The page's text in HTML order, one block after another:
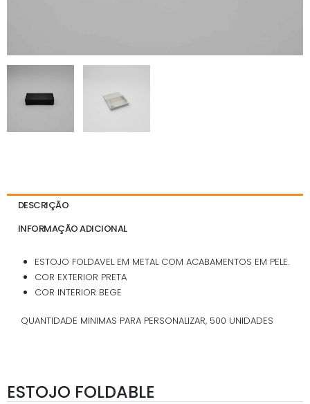
DESCRIÇÃO
INFORMAÇÃO ADICIONAL
ESTOJO FOLDAVEL EM METAL COM ACABAMENTOS EM PELE.
COR EXTERIOR PRETA
COR INTERIOR BEGE
QUANTIDADE MINIMAS PARA PERSONALIZAR, 500 UNIDADES
ESTOJO FOLDABLE